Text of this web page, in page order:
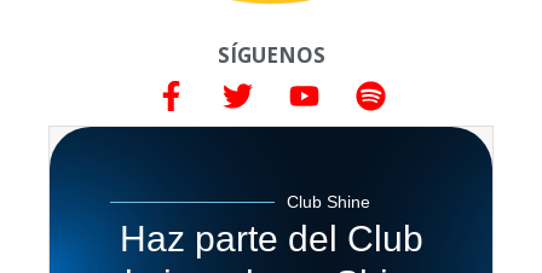
SÍGUENOS
Club Shine
Haz parte del Club